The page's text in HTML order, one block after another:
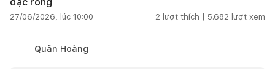
27/06/2026, lúc 10:00 2 lượt thích | 5.682 lượt xem
Quân Hoàng